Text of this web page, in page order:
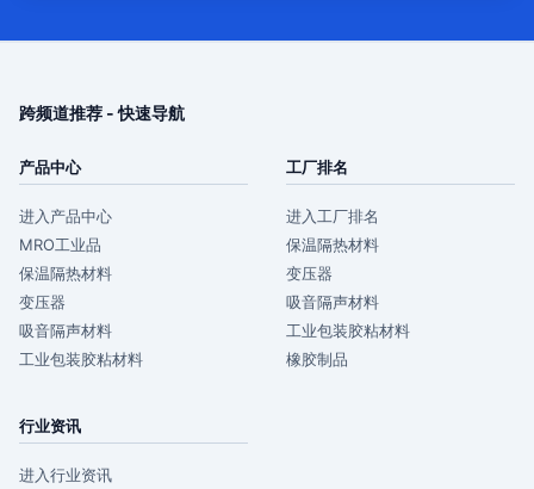
跨频道推荐 - 快速导航
产品中心
进入产品中心
MRO工业品
保温隔热材料
变压器
吸音隔声材料
工业包装胶粘材料
工厂排名
进入工厂排名
保温隔热材料
变压器
吸音隔声材料
工业包装胶粘材料
橡胶制品
行业资讯
进入行业资讯